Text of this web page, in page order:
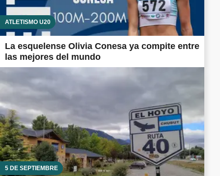
ATLETISMO U20
La esquelense Olivia Conesa ya compite entre
las mejores del mundo
5 DE SEPTIEMBRE